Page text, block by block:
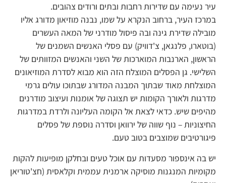
עיר נעימה עם שדירות רחבות ובתים ורודים צהובים.
במרכז העיר, ברחוב הנקרא על שמו, נבנה מוזיאון מדורג אליו
מובילה שדירת גינה ובה פיסול מודרני של המאה העשרים
(בוטארו, פלנגאן, צ'דוויק) עם פסלי האנשים השמנים של
הראשון, הארנבות המוארכות של השני והאנשים המזוותים של
השלישי. גן הפסלים המוצלח הזה הוא מבוא לסדרת המוזיאונים
המוצלחת מאוד שבתוך המבנה המדורג שבתוכו עולים גרמי
מדרגות ולאורך הקומות יש תצוגה של אומנות ועיצוב מודרנים
מהיפים שיש. כדאי לצאת אל הקומה העליונה ולרדת במדרגות
החיצוניות – נוף שווה של ירוואן וסדרה נוספת של פסלים
פיגורטיבים שמוצבים בטוב טעם.
יש בה אינספור מסעדות עם אוכל טעים ובחלקן מופיעות להקות
מקומיות המנגנות מוסיקה ארמנית עממית וקלאסית (חצ'טוריאן